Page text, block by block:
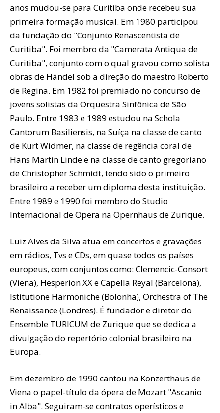
anos mudou-se para Curitiba onde recebeu sua
primeira formação musical. Em 1980 participou
da fundação do "Conjunto Renascentista de
Curitiba". Foi membro da "Camerata Antiqua de
Curitiba", conjunto com o qual gravou como solista
obras de Händel sob a direção do maestro Roberto
de Regina. Em 1982 foi premiado no concurso de
jovens solistas da Orquestra Sinfônica de São
Paulo. Entre 1983 e 1989 estudou na Schola
Cantorum Basiliensis, na Suíça na classe de canto
de Kurt Widmer, na classe de regência coral de
Hans Martin Linde e na classe de canto gregoriano
de Christopher Schmidt, tendo sido o primeiro
brasileiro a receber um diploma desta instituição.
Entre 1989 e 1990 foi membro do Studio
Internacional de Opera na Opernhaus de Zurique.
Luiz Alves da Silva atua em concertos e gravações
em rádios, Tvs e CDs, em quase todos os países
europeus, com conjuntos como: Clemencic-Consort
(Viena), Hesperion XX e Capella Reyal (Barcelona),
Istitutione Harmoniche (Bolonha), Orchestra of The
Renaissance (Londres). É fundador e diretor do
Ensemble TURICUM de Zurique que se dedica a
divulgação do repertório colonial brasileiro na
Europa.
Em dezembro de 1990 cantou na Konzerthaus de
Viena o papel-título da ópera de Mozart "Ascanio
in Alba". Seguiram-se contratos operísticos e